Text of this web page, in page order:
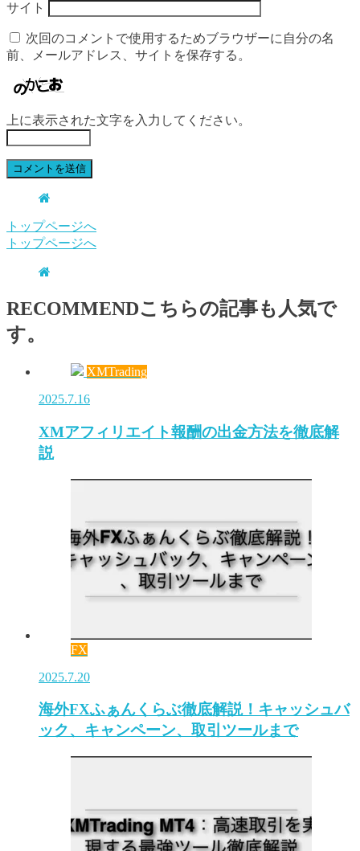
サイト
次回のコメントで使用するためブラウザーに自分の名
前、メールアドレス、サイトを保存する。
上に表示された文字を入力してください。
トップページへ
トップページへ
RECOMMENDこちらの記事も人気で
す。
XMTrading
2025.7.16
XMアフィリエイト報酬の出金方法を徹底解
説
FX
2025.7.20
海外FXふぁんくらぶ徹底解説！キャッシュバ
ック、キャンペーン、取引ツールまで